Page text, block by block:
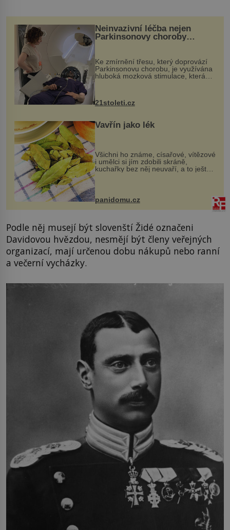
Neinvazivní léčba nejen
Parkinsonovy choroby
Ke zmírnění třesu, který doprovází
Parkinsonovu chorobu, je využívána
hluboká mozková stimulace, která
však vyžaduje vysoce invazivní
zákrok. Ultrazvuk zase není vhodný
k dostatečně přesnému zacílení ...
21stoleti.cz
Vavřín jako lék
Všichni ho známe, císařové, vítězové
i umělci si jím zdobili skráně,
kuchařky bez něj neuvaří, a to ještě
nevíte, že bobkový list může výrazně
zmírnit některé naše neduhy.
Obsahuje v malém množství ně...
panidomu.cz
Podle něj musejí být slovenští Židé označeni
Davidovou hvězdou, nesmějí být členy veřejných
organizací, mají určenou dobu nákupů nebo ranní
a večerní vycházky.